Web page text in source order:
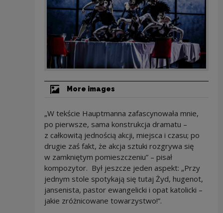
More images
„W tekście Hauptmanna zafascynowała mnie,
po pierwsze, sama konstrukcja dramatu –
z całkowitą jednością akcji, miejsca i czasu; po
drugie zaś fakt, że akcja sztuki rozgrywa się
w zamkniętym pomieszczeniu” – pisał
kompozytor. Był jeszcze jeden aspekt: „Przy
jednym stole spotykają się tutaj Żyd, hugenot,
jansenista, pastor ewangelicki i opat katolicki –
jakie zróżnicowane towarzystwo!”.